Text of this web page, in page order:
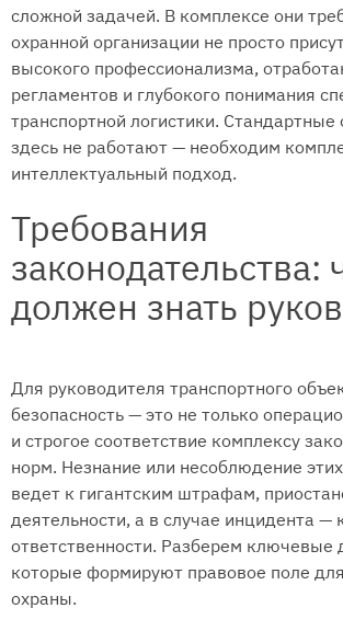
сложной задачей. В комплексе они
охранной организации не просто
высокого профессионализма,
регламентов и глубокого понимания
транспортной логистики. Стандартные
здесь не работают — необходим
интеллектуальный подход.
Требования
законодательства:
должен знать
Для руководителя транспортного
безопасность — это не только
и строгое соответствие комплексу
норм. Незнание или несоблюдение
ведет к гигантским штрафам,
деятельности, а в случае инцидента —
ответственности. Разберем ключевые
которые формируют правовое поле
охраны.